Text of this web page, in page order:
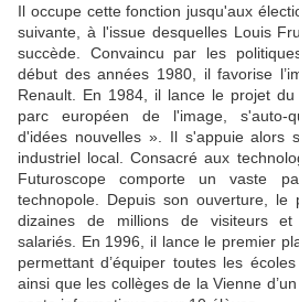
Il occupe cette fonction jusqu'aux
suivante, à l'issue desquelles Louis
succède. Convaincu par les
début des années 1980, il favorise
Renault. En 1984, il lance le projet du
parc européen de l'image, s'auto-
d'idées nouvelles ». Il s'appuie alors
industriel local. Consacré aux
Futuroscope comporte un vaste
technopole. Depuis son ouverture, le
dizaines de millions de visiteurs
salariés. En 1996, il lance le premier
permettant d’équiper toutes les
ainsi que les collèges de la Vienne